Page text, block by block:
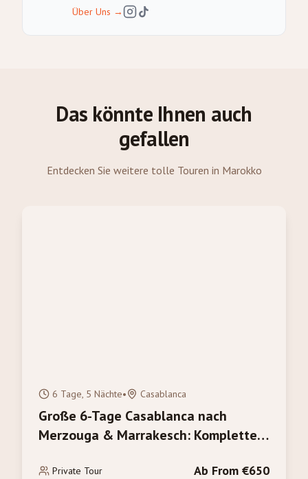
Über Uns →
Das könnte Ihnen auch
gefallen
Entdecken Sie weitere tolle Touren in Marokko
6 Tage, 5 Nächte• Casablanca
Große 6-Tage Casablanca nach
Merzouga & Marrakesch: Komplette
Private Tour Ab From €650